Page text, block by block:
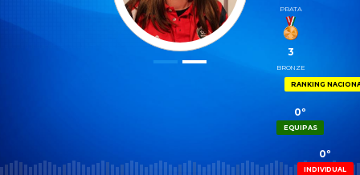
PRATA
3
BRONZE
RANKING
0º
EQUIPAS
0º
INDIVIDUAL